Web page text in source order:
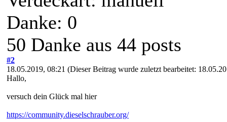
Danke: 0
50 Danke aus 44 posts
#2
18.05.2019, 08:21 (Dieser Beitrag wurde zuletzt bearbeitet:
Hallo,
versuch dein Glück mal hier
https://community.dieselschrauber.org/